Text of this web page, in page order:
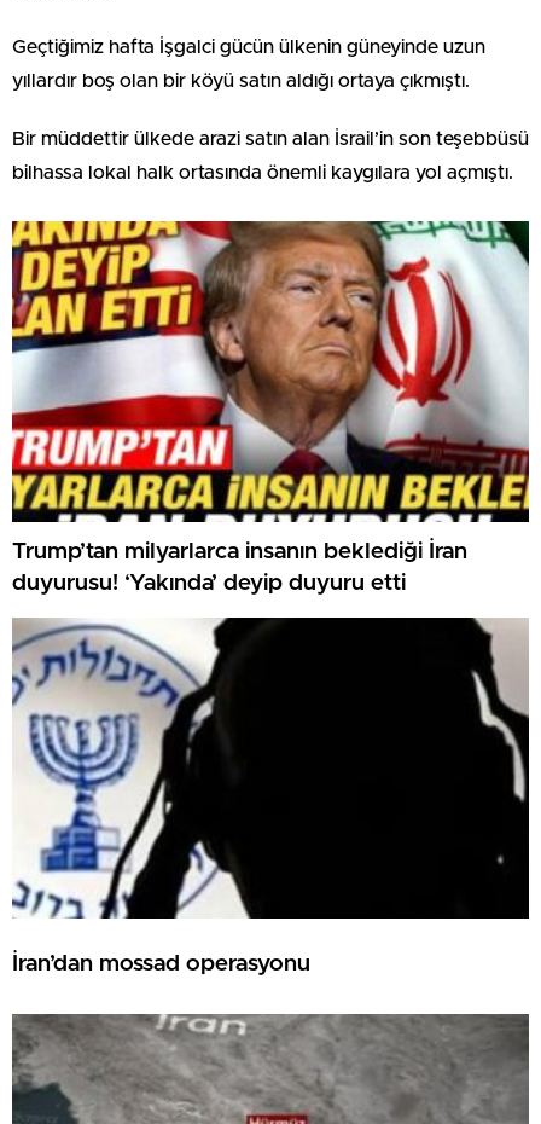
Geçtiğimiz hafta İşgalci gücün ülkenin güneyinde uzun
yıllardır boş olan bir köyü satın aldığı ortaya çıkmıştı.
Bir müddettir ülkede arazi satın alan İsrail’in son teşebbüsü
bilhassa lokal halk ortasında önemli kaygılara yol açmıştı.
Trump’tan milyarlarca insanın beklediği İran
duyurusu! ‘Yakında’ deyip duyuru etti
İran’dan mossad operasyonu